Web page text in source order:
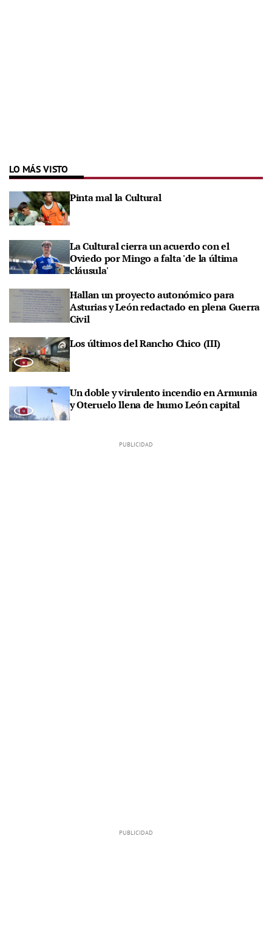
LO MÁS VISTO
Pinta mal la Cultural
La Cultural cierra un acuerdo con el
Oviedo por Mingo a falta 'de la última
cláusula'
Hallan un proyecto autonómico para
Asturias y León redactado en plena Guerra
Civil
Los últimos del Rancho Chico (III)
Un doble y virulento incendio en Armunia
y Oteruelo llena de humo León capital